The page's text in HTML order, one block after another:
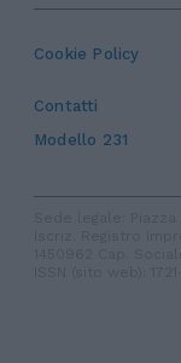
Cookie Policy
Contatti
Modello 231